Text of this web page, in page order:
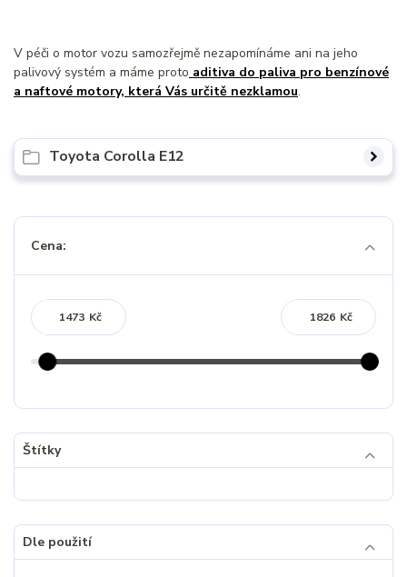
V péči o motor vozu samozřejmě nezapomínáme ani na jeho
palivový systém a máme proto aditiva do paliva pro benzínové
a naftové motory, která Vás určitě nezklamou.
Toyota Corolla E12
Cena:
Kč Kč
Štítky
Dle použití